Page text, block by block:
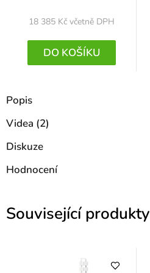
18 385 Kč včetně DPH
DO KOŠÍKU
Popis
Videa (2)
Diskuze
Hodnocení
Související produkty